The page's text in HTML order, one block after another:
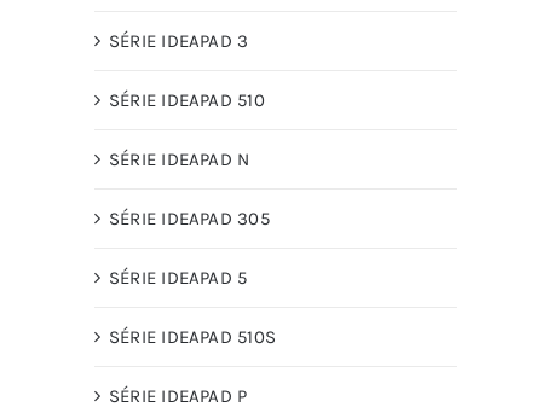
SÉRIE IDEAPAD 3
SÉRIE IDEAPAD 510
SÉRIE IDEAPAD N
SÉRIE IDEAPAD 305
SÉRIE IDEAPAD 5
SÉRIE IDEAPAD 510S
SÉRIE IDEAPAD P